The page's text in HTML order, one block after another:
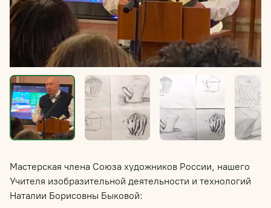
Мастерская члена Союза художников России, нашего
Учителя изобразительной деятельности и технологий
Наталии Борисовны Быковой: